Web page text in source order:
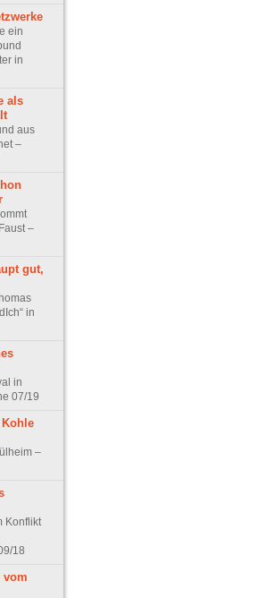
ein
in
als
aus
–
–
gut,
in
in
07/19
–
Konflikt
18
vom